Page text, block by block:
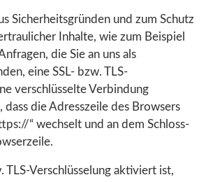
Sicherheitsgründen und zum Schutz
Inhalte, wie zum Beispiel
die Sie an uns als
eine SSL- bzw. TLS-
verschlüsselte Verbindung
dass die Adresszeile des Browsers
“ wechselt und an dem Schloss-
TLS-Verschlüsselung aktiviert ist,